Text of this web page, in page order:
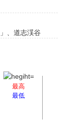
、道志渓谷
最高
最低